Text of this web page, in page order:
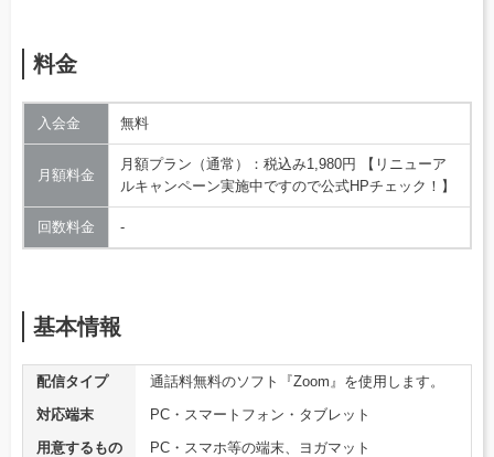
料金
入会金 無料
月額料金
月額プラン（通常）：税込み1,980円 【リニューア
ルキャンペーン実施中ですので公式HPチェック！】
回数料金 ‐
基本情報
配信タイプ
通話料無料のソフト『Zoom』を使用します。
対応端末
PC・スマートフォン・タブレット
用意するもの
PC・スマホ等の端末、ヨガマット